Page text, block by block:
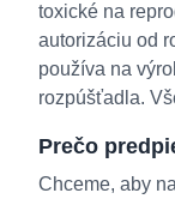
toxické na
autorizáciu od
používa na
rozpúšťadla.
Prečo
Chceme, aby